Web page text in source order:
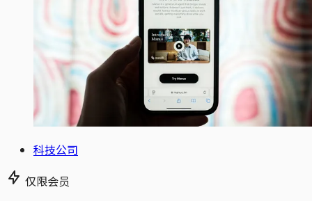
科技公司
仅限会员